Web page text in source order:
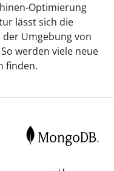
Optimierung
lässt sich die
Umgebung von
werden viele neue
finden.